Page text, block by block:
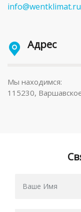
info@wentklimat.ru
Адрес
Мы находимся:
115230,